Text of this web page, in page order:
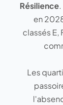
Résilience.
en
classés E,
Les